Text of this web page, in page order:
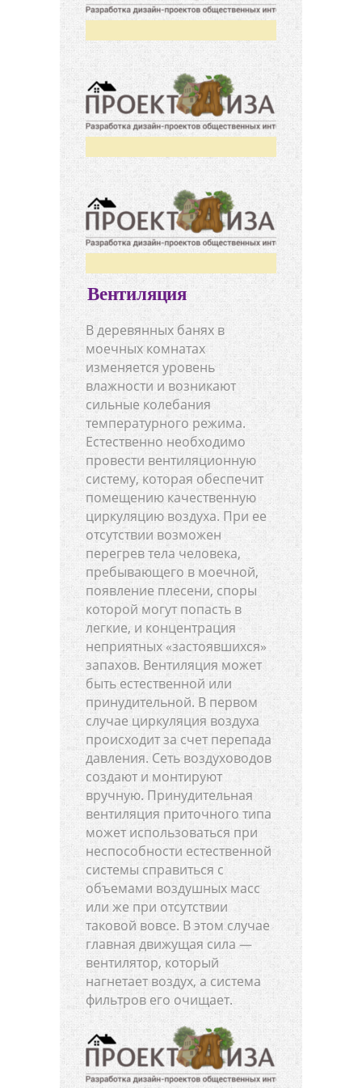
Вентиляция
В деревянных банях в
моечных комнатах
изменяется уровень
влажности и возникают
сильные колебания
температурного режима.
Естественно необходимо
провести вентиляционную
систему, которая обеспечит
помещению качественную
циркуляцию воздуха. При ее
отсутствии возможен
перегрев тела человека,
пребывающего в моечной,
появление плесени, споры
которой могут попасть в
легкие, и концентрация
неприятных «застоявшихся»
запахов. Вентиляция может
быть естественной или
принудительной. В первом
случае циркуляция воздуха
происходит за счет перепада
давления. Сеть воздуховодов
создают и монтируют
вручную. Принудительная
вентиляция приточного типа
может использоваться при
неспособности естественной
системы справиться с
объемами воздушных масс
или же при отсутствии
таковой вовсе. В этом случае
главная движущая сила —
вентилятор, который
нагнетает воздух, а система
фильтров его очищает.